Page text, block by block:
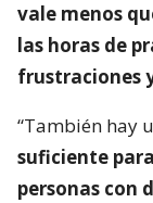
vale menos
las horas de
frustraciones
“También hay
suficiente
personas con